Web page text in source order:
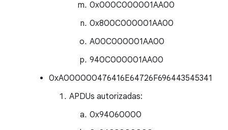
0x000C000001AA00
0x800C000001AA00
A00C000001AA00
940C000001AA00
0xA000000476416E64726F696443545341
APDUs autorizadas:
0x94060000